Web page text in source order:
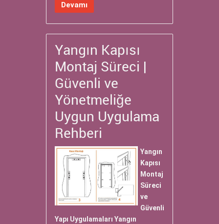
Devamı
Yangın Kapısı
Montaj Süreci |
Güvenli ve
Yönetmeliğe
Uygun Uygulama
Rehberi
Yangın
Kapısı
Montaj
Süreci
ve
Güvenli
Yapı Uygulamaları Yangın